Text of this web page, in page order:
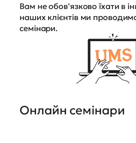
Вам не обов'язково їхати в
наших клієнтів ми
семінари.
Онлайн семінари